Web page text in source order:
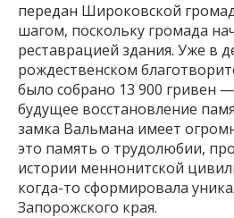
передан Широковской
шагом, поскольку громада
реставрацией здания. Уже в
рождественском
было собрано 13 900 гривен
будущее восстановление
замка Вальмана имеет
это память о трудолюбии,
истории меннонитской
когда-то сформировала
Запорожского края.